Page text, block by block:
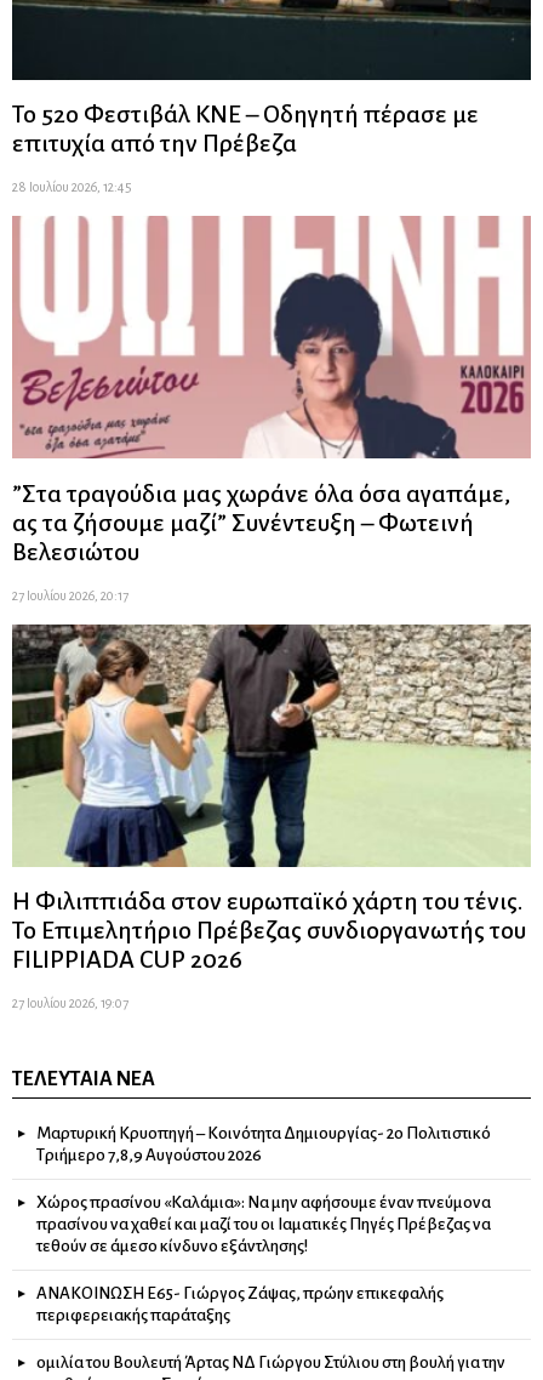
Το 52ο Φεστιβάλ ΚΝΕ – Οδηγητή πέρασε με
επιτυχία από την Πρέβεζα
28 Ιουλίου 2026, 12:45
”Στα τραγούδια μας χωράνε όλα όσα αγαπάμε,
ας τα ζήσουμε μαζί” Συνέντευξη – Φωτεινή
Βελεσιώτου
27 Ιουλίου 2026, 20:17
Η Φιλιππιάδα στον ευρωπαϊκό χάρτη του τένις.
Το Επιμελητήριο Πρέβεζας συνδιοργανωτής του
FILIPPIADA CUP 2026
27 Ιουλίου 2026, 19:07
ΤΕΛΕΥΤΑΊΑ ΝΈΑ
Μαρτυρική Κρυοπηγή – Κοινότητα Δημιουργίας- 2ο Πολιτιστικό
Τριήμερο 7,8,9 Αυγούστου 2026
Χώρος πρασίνου «Καλάμια»: Να μην αφήσουμε έναν πνεύμονα
πρασίνου να χαθεί και μαζί του οι Ιαματικές Πηγές Πρέβεζας να
τεθούν σε άμεσο κίνδυνο εξάντλησης!
ΑΝΑΚΟΙΝΩΣΗ Ε65- Γιώργος Ζάψας, πρώην επικεφαλής
περιφερειακής παράταξης
ομιλία του Βουλευτή Άρτας ΝΔ Γιώργου Στύλιου στη βουλή για την